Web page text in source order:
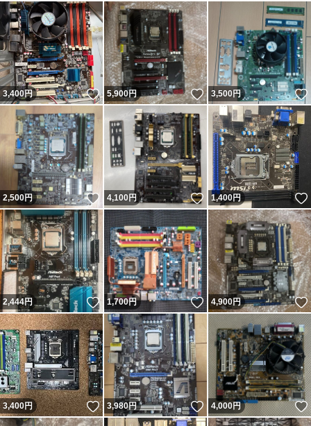
3,400円 いいね！
5,900円 いいね！
3,500円
2,500円 いいね！
4,100円 いいね！
1,400円
2,444円 いいね！
1,700円 いいね！
4,900円
3,400円 いいね！
3,980円 いいね！
4,000円